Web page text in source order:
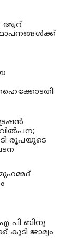
ആറ്
ഹൈക്കോടതി
രൂപയുടെ
പി ബിനു
കൂടി ജാമ്യം